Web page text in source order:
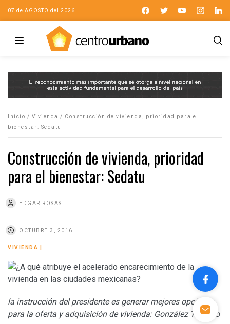
07 de AGOSTO del 2026
Inicio / Vivienda / Construcción de vivienda, prioridad para el
bienestar: Sedatu
Construcción de vivienda, prioridad
para el bienestar: Sedatu
EDGAR ROSAS
OCTUBRE 3, 2016
VIVIENDA
la instrucción del presidente es generar mejores opciones
para la oferta y adquisición de vivienda: González Tiburcio